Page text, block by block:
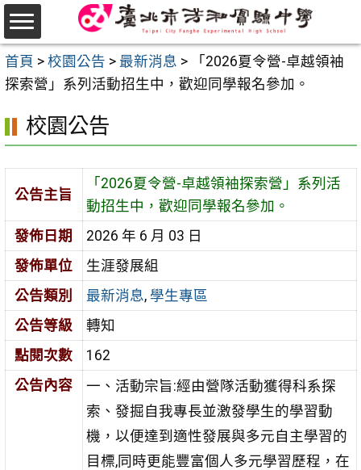
跳
至
主
要
區
首頁 > 校園公告 > 最新消息 >
「2026夏令營-卓越領袖
探索營」系列活動招生中，歡迎同學報名參加。
校園公告
公告主旨
「2026夏令營-卓越領袖探索營」系列活
動招生中，歡迎同學報名參加。
發佈日期
2026 年 6 月 03 日
發佈單位
生涯發展組
公告類別
最新消息, 學生專區
公告等級
轉知
點閱次數
162
公告內容
一、活動宗旨:經由營隊活動獲得科系探
索、發掘自我專長並激發學生的學習動
機，以便達到適性發展與多元自主學習的
目標,同時更能豐富個人多元學習歷程，在
選
單